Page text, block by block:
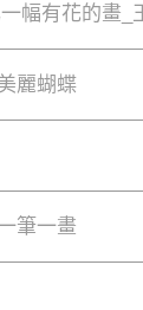
幅有花的畫_
麗蝴蝶
筆⼀畫